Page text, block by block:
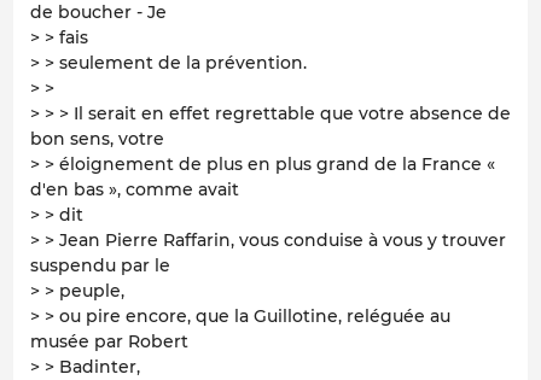
de boucher - Je
> > fais
> > seulement de la prévention.
> >
> > > Il serait en effet regrettable que votre absence de
bon sens, votre
> > éloignement de plus en plus grand de la France «
d'en bas », comme avait
> > dit
> > Jean Pierre Raffarin, vous conduise à vous y trouver
suspendu par le
> > peuple,
> > ou pire encore, que la Guillotine, reléguée au
musée par Robert
> > Badinter,